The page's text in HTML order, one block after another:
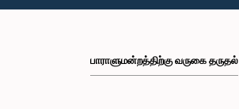
பாராளுமன்றத்திற்கு வருகை தருதல்